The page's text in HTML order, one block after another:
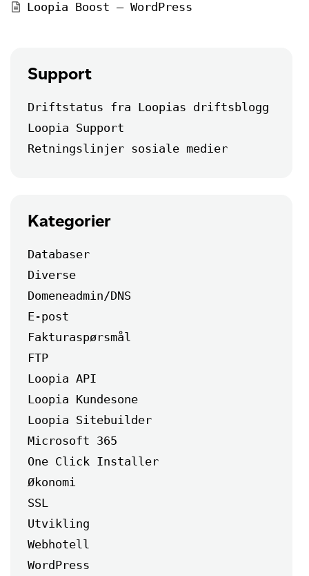
Loopia Boost – WordPress
Support
Driftstatus fra Loopias driftsblogg
Loopia Support
Retningslinjer sosiale medier
Kategorier
Databaser
Diverse
Domeneadmin/DNS
E-post
Fakturaspørsmål
FTP
Loopia API
Loopia Kundesone
Loopia Sitebuilder
Microsoft 365
One Click Installer
Økonomi
SSL
Utvikling
Webhotell
WordPress